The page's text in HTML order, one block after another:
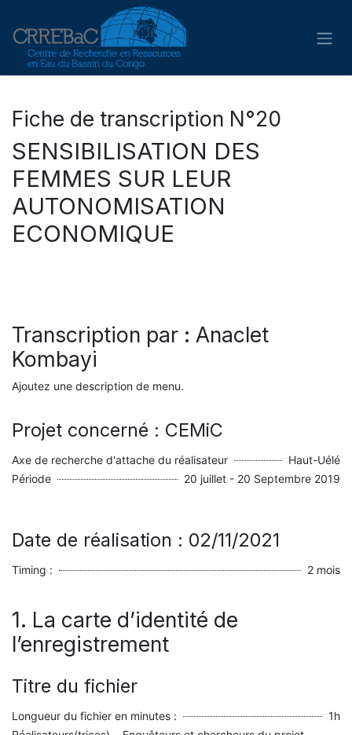
Fiche de transcription N°20
SENSIBILISATION DES
FEMMES SUR LEUR
AUTONOMISATION
ECONOMIQUE
Transcription par : Anaclet
Kombayi
Ajoutez une description de menu.
Projet concerné : CEMiC
Axe de recherche d'attache du réalisateur
Haut-Uélé
Période
20 juillet - 20 Septembre 2019
Date de réalisation : 02/11/2021
Timing : 2 mois
1. La carte d’identité de
l’enregistrement
Titre du fichier
Longueur du fichier en minutes :
1h